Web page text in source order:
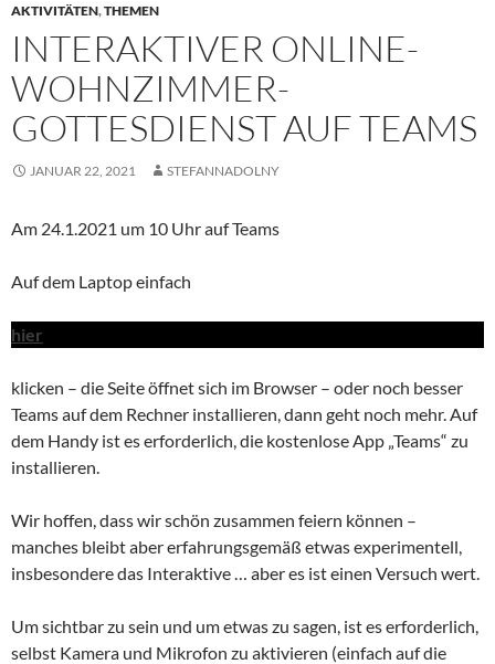
AKTIVITÄTEN,THEMEN
INTERAKTIVER ONLINE-
WOHNZIMMER-
GOTTESDIENST AUF TEAMS
JANUAR 22, 2021 STEFANNADOLNY
Am 24.1.2021 um 10 Uhr auf Teams
Auf dem Laptop einfach
hier
klicken – die Seite öffnet sich im Browser – oder noch besser
Teams auf dem Rechner installieren, dann geht noch mehr. Auf
dem Handy ist es erforderlich, die kostenlose App „Teams“ zu
installieren.
Wir hoffen, dass wir schön zusammen feiern können –
manches bleibt aber erfahrungsgemäß etwas experimentell,
insbesondere das Interaktive … aber es ist einen Versuch wert.
Um sichtbar zu sein und um etwas zu sagen, ist es erforderlich,
selbst Kamera und Mikrofon zu aktivieren (einfach auf die